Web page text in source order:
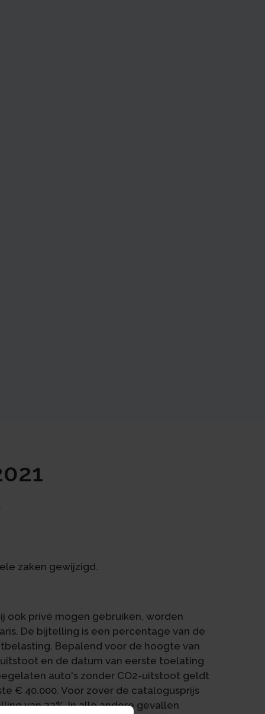
zaken gewijzigd.
ook privé mogen gebruiken, worden
De bijtelling is een percentage van de
Bepalend voor de hoogte van
en de datum van eerste toelating
auto's zonder CO2-uitstoot geldt
€ 40.000. Voor zover de catalogusprijs
van 22%. In alle andere gevallen